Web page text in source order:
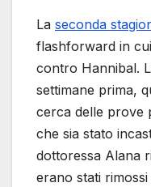
La seconda
flashforward in cui
contro Hannibal.
settimane prima,
cerca delle prove
che sia stato
dottoressa Alana
erano stati